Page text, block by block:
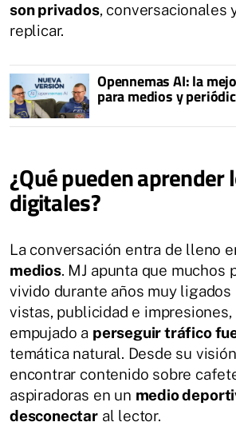
son privados, conversacionales
replicar.
Opennemas AI: la
para medios y
¿Qué pueden aprender
digitales?
La conversación entra de lleno
medios. MJ apunta que muchos
vivido durante años muy ligados
vistas, publicidad e impresiones,
empujado a perseguir tráfico
temática natural. Desde su
encontrar contenido sobre
aspiradoras en un medio
desconectaral lector.